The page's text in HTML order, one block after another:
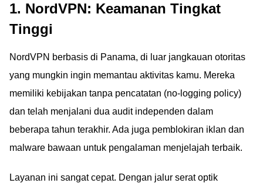
1. NordVPN: Keamanan Tingkat
Tinggi
NordVPN berbasis di Panama, di luar jangkauan otoritas
yang mungkin ingin memantau aktivitas kamu. Mereka
memiliki kebijakan tanpa pencatatan (no-logging policy)
dan telah menjalani dua audit independen dalam
beberapa tahun terakhir. Ada juga pemblokiran iklan dan
malware bawaan untuk pengalaman menjelajah terbaik.
Layanan ini sangat cepat. Dengan jalur serat optik